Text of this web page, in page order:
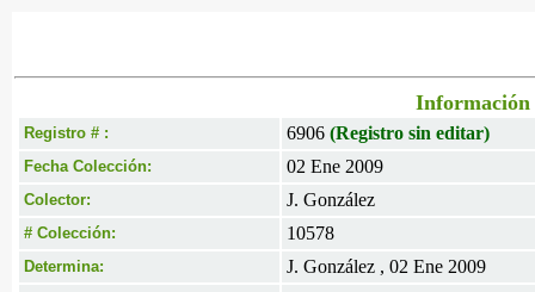
Información
Registro # : 6906 (Registro sin editar)
Fecha Colección: 02 Ene 2009
Colector: J. González
# Colección: 10578
Determina: J. González , 02 Ene 2009